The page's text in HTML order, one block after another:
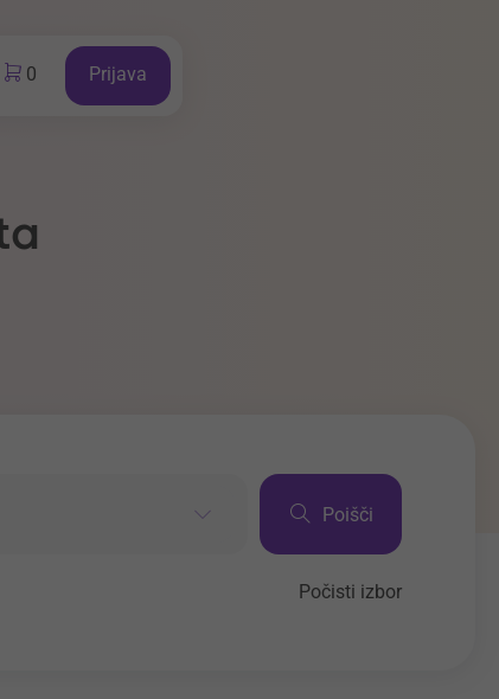
0 Prijava
Poišči
Počisti izbor